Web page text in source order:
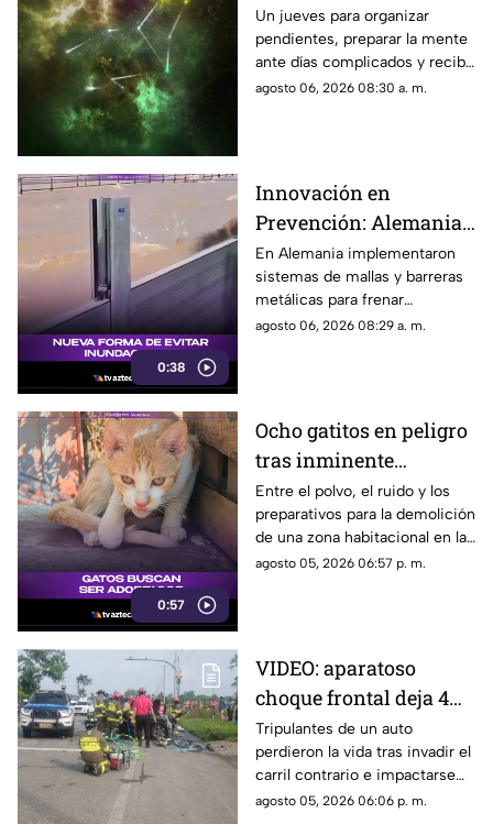
sorpresa muy positiva
Un jueves para organizar
pendientes, preparar la mente
ante días complicados y recibir
una buena noticia que
agosto 06, 2026 08:30 a. m.
0:38
Innovación en
Prevención: Alemania
Implementa Barreras
Metálicas contra
Inundaciones
En Alemania implementaron
sistemas de mallas y barreras
metálicas para frenar
inundaciones, lodo y
agosto 06, 2026 08:29 a. m.
0:57
Ocho gatitos en peligro
tras inminente
demolición en la
colonia San Agustín de
Acapulco
Entre el polvo, el ruido y los
preparativos para la demolición
de una zona habitacional en la
colonia San Agustín, una
agosto 05, 2026 06:57 p. m.
VIDEO: aparatoso
choque frontal deja 4
muertos de una familia
Tripulantes de un auto
perdieron la vida tras invadir el
carril contrario e impactarse
contra un camión de ganado.
agosto 05, 2026 06:06 p. m.